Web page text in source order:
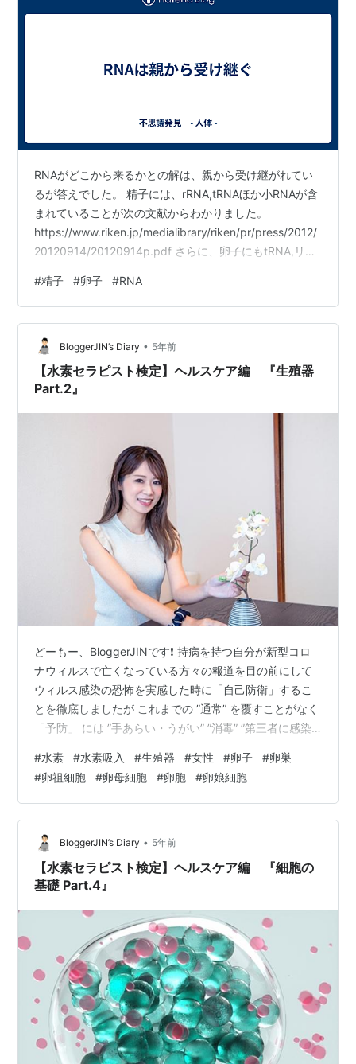
RNAがどこから来るかとの解は、親から受け継がれてい
るが答えでした。 精子には、rRNA,tRNAほか小RNAが含
まれていることが次の文献からわかりました。
https://www.riken.jp/medialibrary/riken/pr/press/2012/
20120914/20120914p.pdf さらに、卵子にもtRNA,リポ
https://www.tmd.ac.jp/artsci/biol/pdf2/develop.pdf 以
上のことから、今、自分の細胞にあるrRNA,tRNAは親か
らもらったものがもとになっているようです。 ただ、そ
の…
#精子 #卵子 #RNA
BloggerJIN’s Diary • 5年前
【水素セラピスト検定】ヘルスケア編 『生殖器
Part.2』
どーもー、BloggerJINです❗️ 持病を持つ自分が新型コロ
ナウィルスで亡くなっている方々の報道を目の前にして
ウィルス感染の恐怖を実感した時に「自己防衛」するこ
とを徹底しましたが これまでの ”通常” を覆すことがなく
「予防」 には ”手あらい・うがい” ”消毒” ”第三者に感染
かったため 「自己防衛」 「予防」 をテーマに 2021年1
月に「水素」と出会い、水素を身体に取り入れることで
「手足の指先の温まり」「本を読んだ翌日に覚えている
量が多くなっていた」こと など、「水素」を継続して取
り入れることで、たくさんの変化を実感しました…
#水素 #水素吸入 #生殖器 #女性 #卵子 #卵巣
#卵祖細胞 #卵母細胞 #卵胞 #卵娘細胞
BloggerJIN’s Diary • 5年前
【水素セラピスト検定】ヘルスケア編 『細胞の
基礎 Part.4』